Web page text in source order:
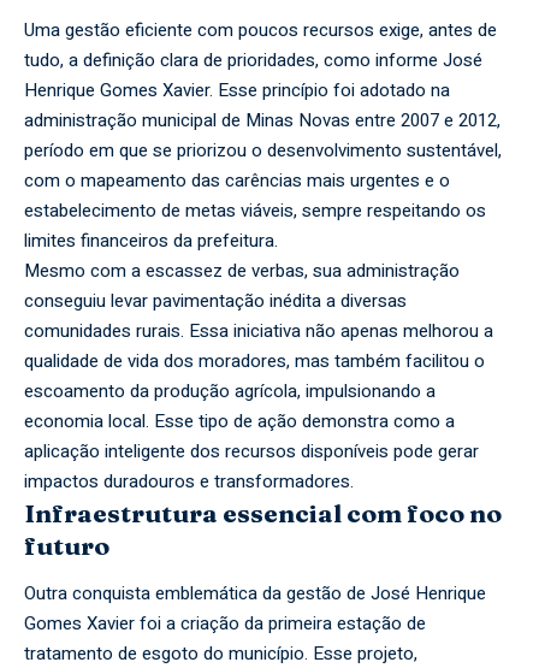
Uma gestão eficiente com poucos recursos exige, antes de
tudo, a definição clara de prioridades, como informe José
Henrique Gomes Xavier. Esse princípio foi adotado na
administração municipal de Minas Novas entre 2007 e 2012,
período em que se priorizou o desenvolvimento sustentável,
com o mapeamento das carências mais urgentes e o
estabelecimento de metas viáveis, sempre respeitando os
limites financeiros da prefeitura.
Mesmo com a escassez de verbas, sua administração
conseguiu levar pavimentação inédita a diversas
comunidades rurais. Essa iniciativa não apenas melhorou a
qualidade de vida dos moradores, mas também facilitou o
escoamento da produção agrícola, impulsionando a
economia local. Esse tipo de ação demonstra como a
aplicação inteligente dos recursos disponíveis pode gerar
impactos duradouros e transformadores.
Infraestrutura essencial com foco no
futuro
Outra conquista emblemática da gestão de José Henrique
Gomes Xavier foi a criação da primeira estação de
tratamento de esgoto do município. Esse projeto,